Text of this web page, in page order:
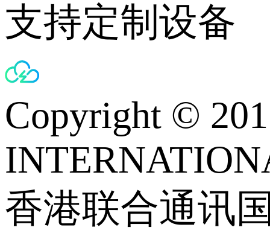
支持定制设备
Copyright ©
香港联合通讯